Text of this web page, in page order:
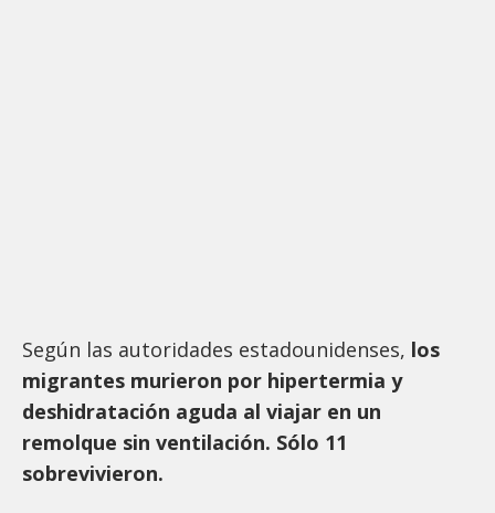
Según las autoridades estadounidenses, los
migrantes murieron por hipertermia y
deshidratación aguda al viajar en un
remolque sin ventilación. Sólo 11
sobrevivieron.